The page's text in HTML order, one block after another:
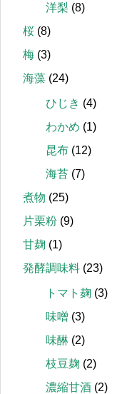
洋梨 (8)
桜 (8)
梅 (3)
海藻 (24)
ひじき (4)
わかめ (1)
昆布 (12)
海苔 (7)
煮物 (25)
片栗粉 (9)
甘麹 (1)
発酵調味料 (23)
トマト麹 (3)
味噌 (3)
味醂 (2)
枝豆麹 (2)
濃縮甘酒 (2)